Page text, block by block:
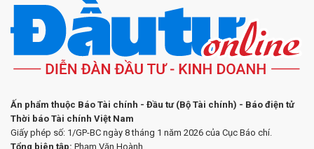
Ấn phẩm thuộc Báo Tài chính - Đầu tư (Bộ Tài chính) - Báo điện tử
Thời báo Tài chính Việt Nam
Giấy phép số: 1/GP-BC ngày 8 tháng 1 năm 2026 của Cục Báo chí.
Tổng biên tập: Phạm Văn Hoành